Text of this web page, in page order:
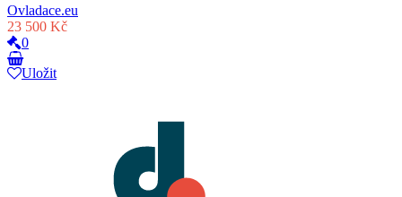
Ovladace.eu
23 500 Kč
0
Uložit